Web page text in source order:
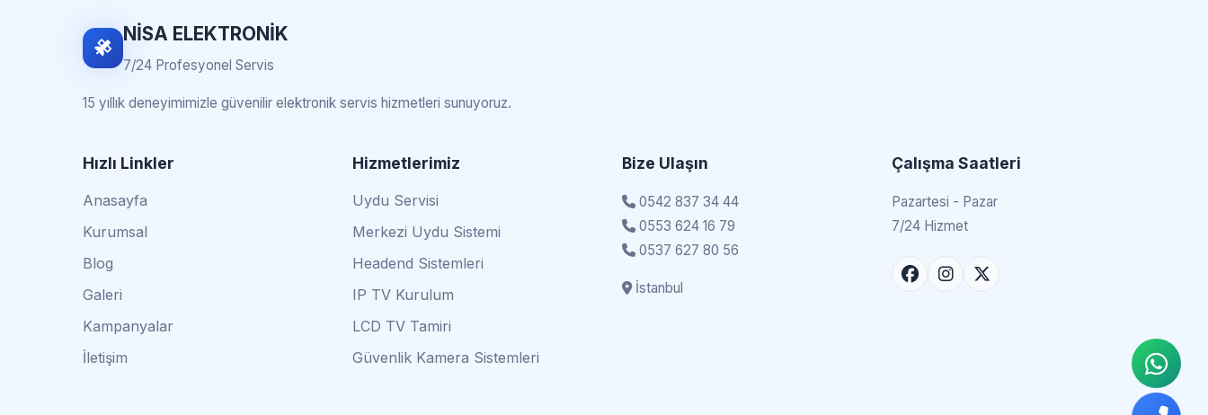
NİSA ELEKTRONİK
7/24 Profesyonel Servis
15 yıllık deneyimimizle güvenilir elektronik servis hizmetleri sunuyoruz.
Hızlı Linkler
Anasayfa
Kurumsal
Blog
Galeri
Kampanyalar
İletişim
Hizmetlerimiz
Uydu Servisi
Merkezi Uydu Sistemi
Headend Sistemleri
IP TV Kurulum
LCD TV Tamiri
Güvenlik Kamera Sistemleri
Bize Ulaşın
0542 837 34 44
0553 624 16 79
0537 627 80 56
İstanbul
Çalışma Saatleri
Pazartesi - Pazar
7/24 Hizmet